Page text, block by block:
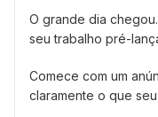
O grande dia
seu trabalho pré-
Comece com um
claramente o que